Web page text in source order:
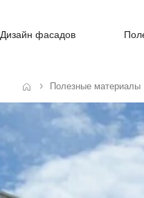
Дизайн фасадов
Полезные материалы